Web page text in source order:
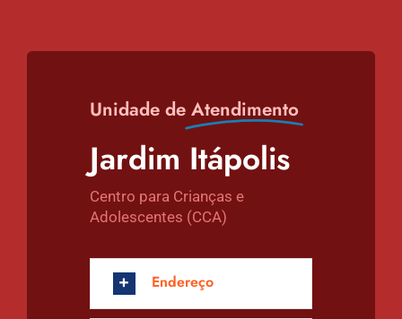
Unidade de Atendimento
Jardim Itápolis
Centro para Crianças e
Adolescentes (CCA)
Endereço